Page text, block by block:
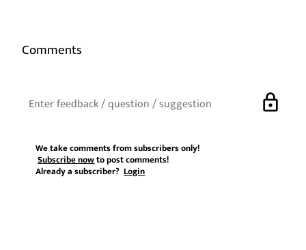
Comments
lock
We take comments from subscribers only!
Subscribe nowto post comments!
Already a subscriber?Login